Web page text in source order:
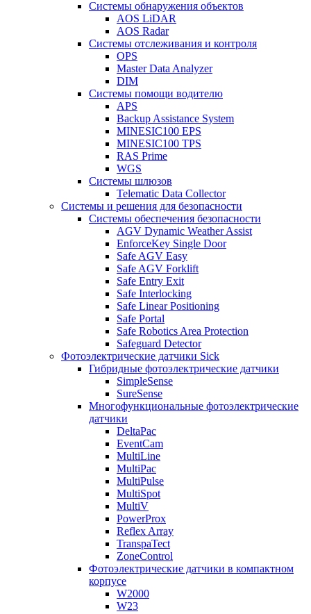
Системы обнаружения объектов
AOS LiDAR
AOS Radar
Системы отслеживания и контроля
OPS
Master Data Analyzer
DIM
Системы помощи водителю
APS
Backup Assistance System
MINESIC100 EPS
MINESIC100 TPS
RAS Prime
WGS
Системы шлюзов
Telematic Data Collector
Системы и решения для безопасности
Системы обеспечения безопасности
AGV Dynamic Weather Assist
EnforceKey Single Door
Safe AGV Easy
Safe AGV Forklift
Safe Entry Exit
Safe Interlocking
Safe Linear Positioning
Safe Portal
Safe Robotics Area Protection
Safeguard Detector
Фотоэлектрические датчики Sick
Гибридные фотоэлектрические датчики
SimpleSense
SureSense
Многофункциональные фотоэлектрические
датчики
DeltaPac
EventCam
MultiLine
MultiPac
MultiPulse
MultiSpot
MultiV
PowerProx
Reflex Array
TranspaTect
ZoneControl
Фотоэлектрические датчики в компактном
корпусе
W2000
W23